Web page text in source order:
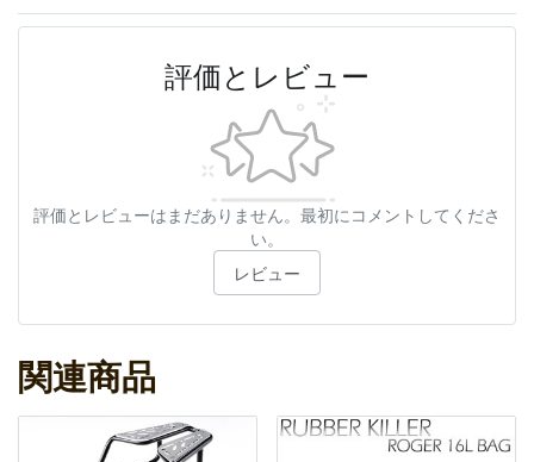
評価とレビュー
評価とレビューはまだありません。最初にコメントしてくださ
い。
レビュー
関連商品